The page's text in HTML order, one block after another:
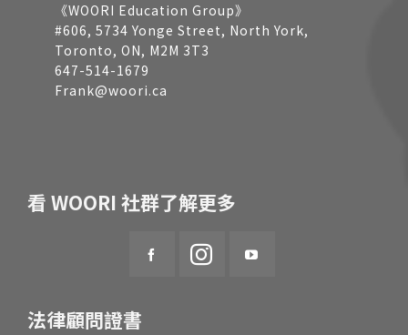
《WOORI Education Group》
#606, 5734 Yonge Street, North York,
Toronto, ON, M2M 3T3
647-514-1679
Frank@woori.ca
看 WOORI 社群了解更多
法律顧問證書